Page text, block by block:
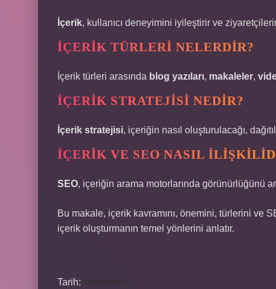
İçerik, kullanıcı deneyimini iyileştirir ve
İÇERIK TÜRLERI NELERDIR?
İçerik türleri arasında blog yazıları, makaleler,
İÇERIK STRATEJISI NEDIR?
İçerik stratejisi, içeriğin nasıl oluşturulacağı,
İÇERIK VE SEO NASIL
SEO, içeriğin arama motorlarında görünürlüğünü
Bu makale, içerik kavramını, önemini, türlerini ve
içerik oluşturmanın temel yönlerini anlatır.
Tarih: